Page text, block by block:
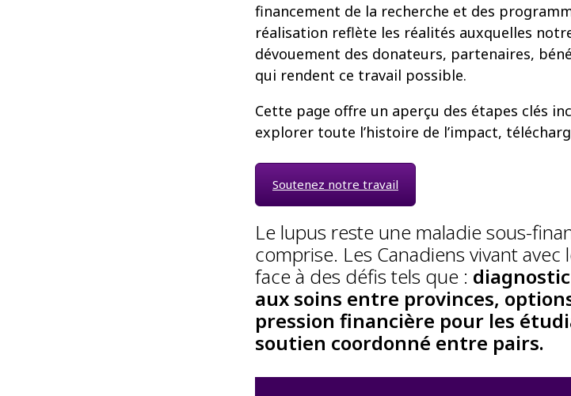
financement de la recherche et des
réalisation reflète les réalités auxquelles
dévouement des donateurs, partenaires,
qui rendent ce travail possible.
Cette page offre un aperçu des étapes clés
explorer toute l’histoire de l’impact,
Soutenez notre travail
Le lupus reste une maladie sous-
comprise. Les Canadiens vivant
face à des défis tels que :
aux soins entre provinces,
pression financière pour les
soutien coordonné entre pairs.